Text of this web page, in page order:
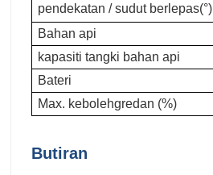
pendekatan / sudut berlepas(°)
Bahan api
kapasiti tangki bahan api
Bateri
Max. kebolehgredan (%)
Butiran